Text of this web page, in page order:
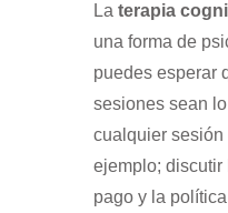
La terapia
una forma de
puedes esperar
sesiones sean
cualquier
ejemplo; discutir
pago y la